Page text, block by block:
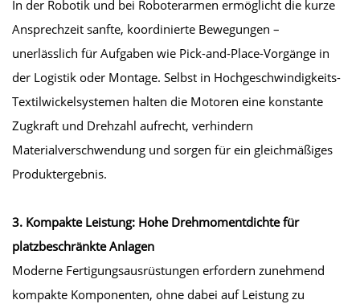
In der Robotik und bei Roboterarmen ermöglicht die kurze
Ansprechzeit sanfte, koordinierte Bewegungen –
unerlässlich für Aufgaben wie Pick-and-Place-Vorgänge in
der Logistik oder Montage. Selbst in Hochgeschwindigkeits-
Textilwickelsystemen halten die Motoren eine konstante
Zugkraft und Drehzahl aufrecht, verhindern
Materialverschwendung und sorgen für ein gleichmäßiges
Produktergebnis.
3. Kompakte Leistung: Hohe Drehmomentdichte für
platzbeschränkte Anlagen
Moderne Fertigungsausrüstungen erfordern zunehmend
kompakte Komponenten, ohne dabei auf Leistung zu